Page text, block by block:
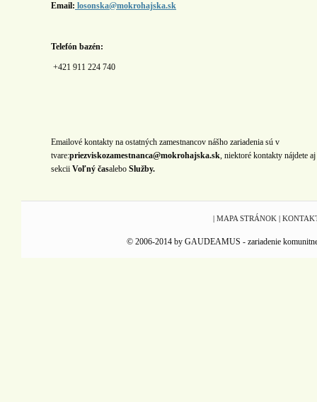
Email: losonska@mokrohajska.sk
Telefón bazén:
+421 911 224 740
Emailové kontakty na ostatných zamestnancov nášho zariadenia sú v
tvare:priezviskozamestnanca@mokrohajska.sk, niektoré kontakty nájdete
sekcii Voľný časalebo Služby.
| MAPA STRÁNOK |
© 2006-2014 by GAUDEAMUS - zariadenie